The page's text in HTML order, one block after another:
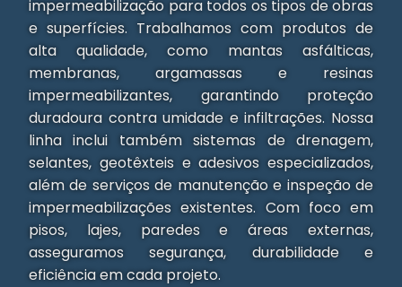
impermeabilização para todos os tipos de obras
e superfícies. Trabalhamos com produtos de
alta qualidade, como mantas asfálticas,
membranas, argamassas e resinas
impermeabilizantes, garantindo proteção
duradoura contra umidade e infiltrações. Nossa
linha inclui também sistemas de drenagem,
selantes, geotêxteis e adesivos especializados,
além de serviços de manutenção e inspeção de
impermeabilizações existentes. Com foco em
pisos, lajes, paredes e áreas externas,
asseguramos segurança, durabilidade e
eficiência em cada projeto.